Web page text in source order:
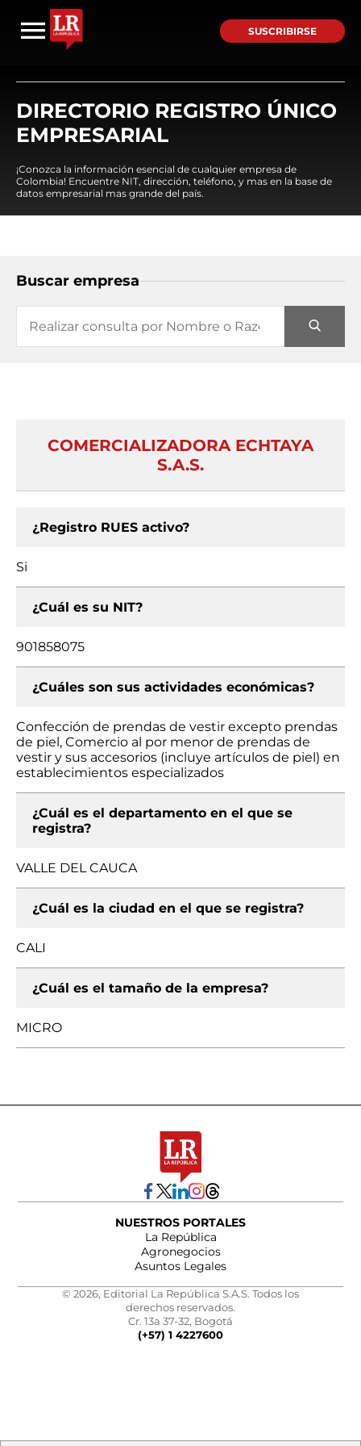
SUSCRIBIRSE
DIRECTORIO REGISTRO ÚNICO
EMPRESARIAL
¡Conozca la información esencial de cualquier empresa de
Colombia! Encuentre NIT, dirección, teléfono, y mas en la base de
datos empresarial mas grande del país.
Buscar empresa
COMERCIALIZADORA ECHTAYA
S.A.S.
¿Registro RUES activo?
Si
¿Cuál es su NIT?
901858075
¿Cuáles son sus actividades económicas?
Confección de prendas de vestir excepto prendas
de piel, Comercio al por menor de prendas de
vestir y sus accesorios (incluye artículos de piel) en
establecimientos especializados
¿Cuál es el departamento en el que se
registra?
VALLE DEL CAUCA
¿Cuál es la ciudad en el que se registra?
CALI
¿Cuál es el tamaño de la empresa?
MICRO
NUESTROS PORTALES
La República
Agronegocios
Asuntos Legales
© 2026, Editorial La República S.A.S. Todos los
derechos reservados.
Cr. 13a 37-32, Bogotá
(+57) 1 4227600